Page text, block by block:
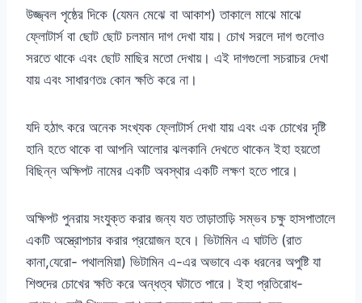
উজ্জ্বল পৃষ্ঠের দিকে (যেমন মেঝে বা আকাশ) তাকালে মাঝে মাঝে
ফ্লোটার্স বা ছোট ছোট চলমান দাগ দেখা যায়। চোখ সরলে দাগ গুলোও
সরতে থাকে এবং ছোট মাছির মতো দেখায়। এই দাগগুলো সচরাচর দেখা
যায় এবং সাধারণতঃ কোন ক্ষতি করে না।
যদি হঠাৎ করে অনেক সংখ্যক ফ্লোটার্স দেখা যায় এবং এক চোখের দৃষ্টি
হানি হতে থাকে বা আপনি আলোর ঝলকানি দেখতে থাকেন ইহা হয়তো
বিছিন্ন অক্ষিপট নামের একটি অবস্থার একটি লক্ষণ হতে পারে।
অক্ষিপট পুনরায় সংযুক্ত করার জন্য যত তাড়াতাড়ি সম্ভব চক্ষু হাসপাতালে
একটি অস্ত্রোপচার করার প্রয়োজন হবে। ভিটামিন এ ঘাটতি (রাত
কানা,যেরো- পথালমিয়া) ভিটামিন এ-এর অভাবে এক ধরনের অপুষ্টি যা
শিশুদের চোখের ক্ষতি করে অন্ধত্ব ঘটাতে পারে। ইহা প্রতিরোধ-